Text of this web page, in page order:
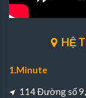
HỆ
1.Minute
114 Đường số